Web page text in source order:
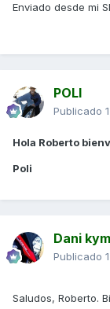
Enviado desde mi
POLI
Publicado
Hola Roberto
Poli
Dani kym
Publicado
Saludos, Roberto.